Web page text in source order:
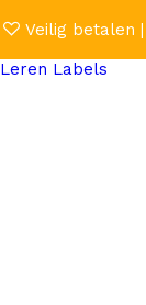
Veilig betalen |
Leren Labels